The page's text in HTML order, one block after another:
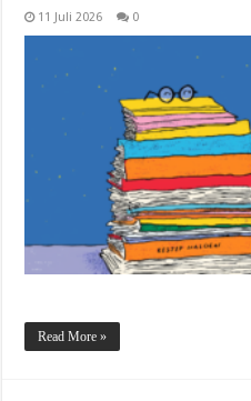
11 Juli 2026 0
Read More »